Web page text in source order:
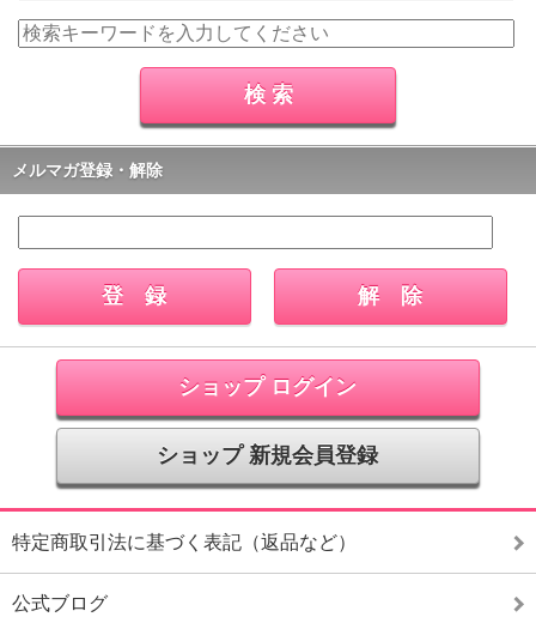
メルマガ登録・解除
ショップ ログイン
ショップ 新規会員登録
特定商取引法に基づく表記（返品など）
公式ブログ